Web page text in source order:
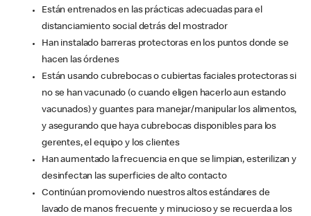
Están entrenados en las prácticas adecuadas para el
distanciamiento social detrás del mostrador
Han instalado barreras protectoras en los puntos donde se
hacen las órdenes
Están usando cubrebocas o cubiertas faciales protectoras si
no se han vacunado (o cuando eligen hacerlo aun estando
vacunados) y guantes para manejar/manipular los alimentos,
y asegurando que haya cubrebocas disponibles para los
gerentes, el equipo y los clientes
Han aumentado la frecuencia en que se limpian, esterilizan y
desinfectan las superficies de alto contacto
Continúan promoviendo nuestros altos estándares de
lavado de manos frecuente y minucioso y se recuerda a los